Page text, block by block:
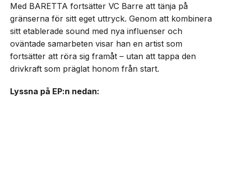
Med BARETTA fortsätter VC Barre att tänja på
gränserna för sitt eget uttryck. Genom att kombinera
sitt etablerade sound med nya influenser och
oväntade samarbeten visar han en artist som
fortsätter att röra sig framåt – utan att tappa den
drivkraft som präglat honom från start.
Lyssna på EP:n nedan: